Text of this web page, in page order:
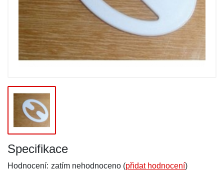
Specifikace
Hodnocení: zatím nehodnoceno (přidat hodnocení)